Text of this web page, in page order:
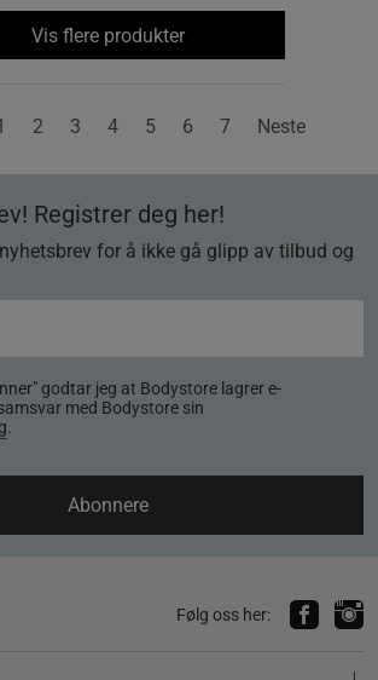
Vis flere produkter
2 3 4 5 6 7 Neste
Registrer deg her!
for å ikke gå glipp av tilbud og
godtar jeg at Bodystore lagrer e-
med Bodystore sin
.
Abonnere
Følg oss her: